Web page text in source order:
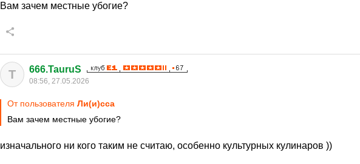
Вам зачем местные убогие?
T 666.TauruS
08:56, 27.05.2026
От пользователя Ли(и)сса
Вам зачем местные убогие?
изначального ни кого таким не считаю, особенно культурных кулинаров ))